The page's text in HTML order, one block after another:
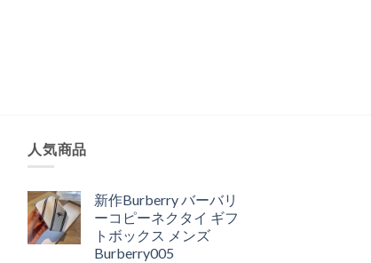
人気商品
新作Burberry バーバリ
ーコピーネクタイ ギフ
トボックス メンズ
Burberry005